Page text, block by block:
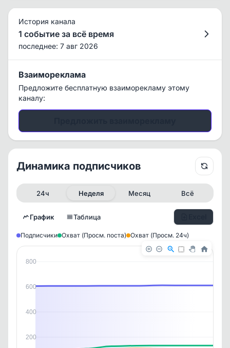
История канала
1 событие за всё время
последнее: 7 авг 2026
Взаимореклама
Предложите бесплатную взаиморекламу этому
каналу:
✕ ✕
✕
✕
Динамика подписчиков
24ч Неделя Месяц Всё
График Таблица
Подписчики Охват (Просм. поста) Охват (Просм. 24ч)
800
600
400
200